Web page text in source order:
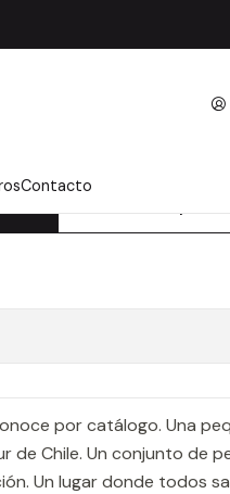
Contacto
-
por catálogo. Una
de Chile. Un conjunto de
Un lugar donde todos